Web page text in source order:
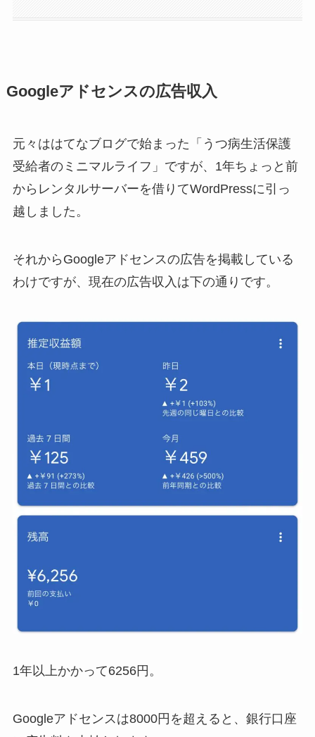
Googleアドセンスの広告収入
元々ははてなブログで始まった「うつ病生活保護
受給者のミニマルライフ」ですが、1年ちょっと前
からレンタルサーバーを借りてWordPressに引っ
越しました。
それからGoogleアドセンスの広告を掲載している
わけですが、現在の広告収入は下の通りです。
1年以上かかって6256円。
Googleアドセンスは8000円を超えると、銀行口座